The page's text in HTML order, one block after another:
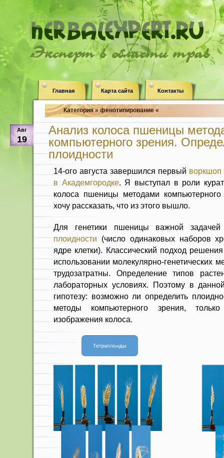
Эксперт в области трав
Главная Карта сайта Контакты
Категория » фенотипирование «
Авг
19
Анализ колоса пшеницы
компьютерного зрения.
плоидности
14-ого августа завершился первый воркшоп
в Академгородке. Я выступал в роли
колоса пшеницы методами
хочу рассказать, что из этого вышло.
Для генетики пшеницы важной задачей
плоидности (число одинаковых наборов
ядре клетки). Классический подход
использовании молекулярно-генетических
трудозатратны. Определение типов
лабораторных условиях. Поэтому в
гипотезу: возможно ли определить
методы компьютерного зрения,
изображения колоса.